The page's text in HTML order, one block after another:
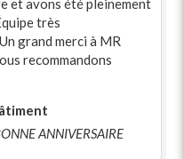
et avons été pleinement
très
grand merci à MR
recommandons
ANNIVERSAIRE